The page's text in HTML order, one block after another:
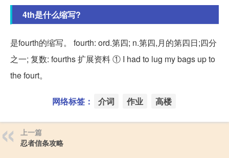
4th是什么缩写?
是fourth的缩写。 fourth: ord.第四; n.第四,月的第四日;四分
之一; 复数: fourths 扩展资料 ① I had to lug my bags up to
the fourt。
网络标签： 介词 作业 高楼
上一篇
忍者信条攻略